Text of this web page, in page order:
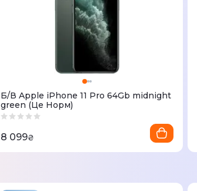
Б/В Apple iPhone 11 Pro 64Gb midnight
green (Це Норм)
8 099₴